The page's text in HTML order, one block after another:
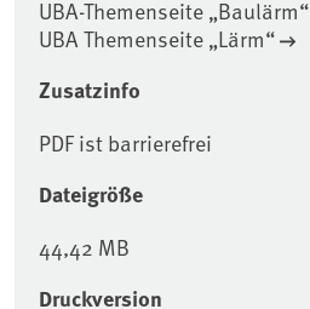
UBA-Themenseite „Baulärm“
UBA Themenseite „Lärm“
Zusatzinfo
PDF ist barrierefrei
Dateigröße
44,42 MB
Druckversion